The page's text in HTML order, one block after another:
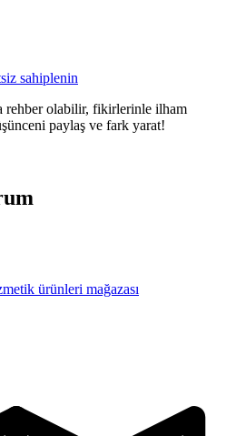
sahiplenin
rehber olabilir, fikirlerinle ilham
paylaş ve fark yarat!
ürünleri mağazası